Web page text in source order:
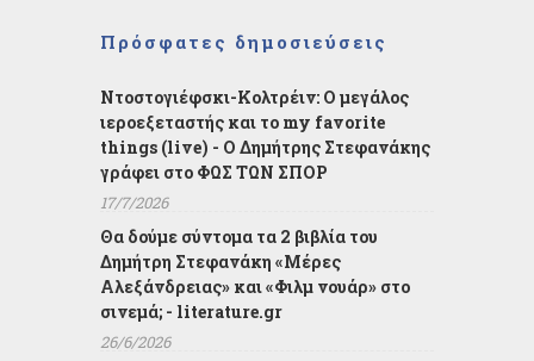
Πρόσφατες δημοσιεύσεις
Ντοστογιέφσκι-Κολτρέιν: Ο μεγάλος
ιεροεξεταστής και το my favorite
things (live) - Ο Δημήτρης Στεφανάκης
γράφει στο ΦΩΣ ΤΩΝ ΣΠΟΡ
17/7/2026
Θα δούμε σύντομα τα 2 βιβλία του
Δημήτρη Στεφανάκη «Μέρες
Αλεξάνδρειας» και «Φιλμ νουάρ» στο
σινεμά; - literature.gr
26/6/2026